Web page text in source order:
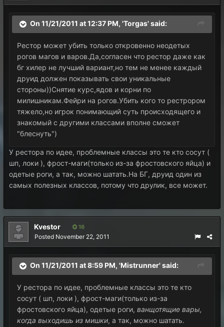
On 11/21/2011 at 12:37 PM, 'Torgas' said:
Рестор может убить только откровенно неодетых
рогов магов и варов.Да,согласен что рестор даже как
бг хилер не лучший вариант,но тем не менее каждый
друид должен показывать свои уникальные
стороны))Снятие курс,ядов и корни по
милишникам.Фейри на рогов.Убить кого то рестрором
тяжело,но игрок понимающий суть происходящего и
знакомый с другими классами вполне сможет
"блеснуть")
У рестора по идее, проблемные классы это те кто сосут (
шп, локи ), фрост-маги(только из-за фростовского яйца) и
одетые роги, а так, можно шатать.На БГ, друид один из
самых полезных классов, потому что друлик, все может.
Kvestor 16
Posted November 22, 2011
On 11/21/2011 at 8:59 PM, 'Mistrunner' said:
У рестора по идее, проблемные классы это те кто
сосут ( шп, локи ), фрост-маги(только из-за
фростовского яйца), одетые роги, ванщотящие вары,
когда выходишь из мишки, а так, можно шатать.